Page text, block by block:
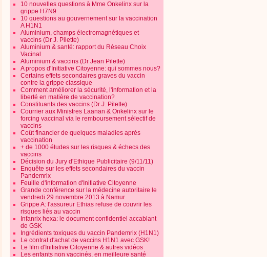
10 nouvelles questions à Mme Onkelinx sur la
grippe H7N9
10 questions au gouvernement sur la vaccination
A H1N1
Aluminium, champs électromagnétiques et
vaccins (Dr J. Pilette)
Aluminium & santé: rapport du Réseau Choix
Vacinal
Aluminium & vaccins (Dr Jean Pilette)
A propos d'Initiative Citoyenne: qui sommes nous?
Certains effets secondaires graves du vaccin
contre la grippe classique
Comment améliorer la sécurité, l'information et la
liberté en matière de vaccination?
Constituants des vaccins (Dr J. Pilette)
Courrier aux Ministres Laanan & Onkelinx sur le
forcing vaccinal via le remboursement sélectif de
vaccins
Coût financier de quelques maladies après
vaccination
+ de 1000 études sur les risques & échecs des
vaccins
Décision du Jury d'Ethique Publicitaire (9/11/11)
Enquête sur les effets secondaires du vaccin
Pandemrix
Feuille d'information d'Initiative Citoyenne
Grande conférence sur la médecine autoritaire le
vendredi 29 novembre 2013 à Namur
Grippe A: l'assureur Ethias refuse de couvrir les
risques liés au vaccin
Infanrix hexa: le document confidentiel accablant
de GSK
Ingrédients toxiques du vaccin Pandemrix (H1N1)
Le contrat d'achat de vaccins H1N1 avec GSK!
Le film d'Initiative Citoyenne & autres vidéos
Les enfants non vaccinés, en meilleure santé